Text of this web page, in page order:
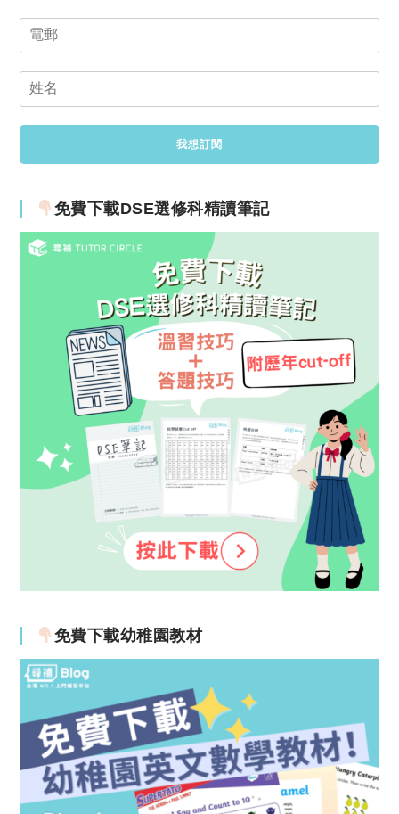
免費下載DSE選修科精讀筆記
免費下載幼稚園教材